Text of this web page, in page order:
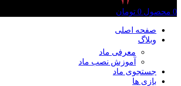
0 محصول 0 تومان
صفحه اصلی
وبلاگ
معرفی ماد
آموزش نصب ماد
جستجوی ماد
بازی ها